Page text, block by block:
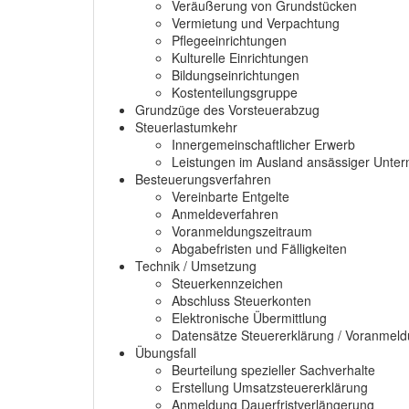
Veräußerung von Grundstücken
Vermietung und Verpachtung
Pflegeeinrichtungen
Kulturelle Einrichtungen
Bildungseinrichtungen
Kostenteilungsgruppe
Grundzüge des Vorsteuerabzug
Steuerlastumkehr
Innergemeinschaftlicher Erwerb
Leistungen im Ausland ansässiger
Besteuerungsverfahren
Vereinbarte Entgelte
Anmeldeverfahren
Voranmeldungszeitraum
Abgabefristen und Fälligkeiten
Technik / Umsetzung
Steuerkennzeichen
Abschluss Steuerkonten
Elektronische Übermittlung
Datensätze Steuererklärung /
Übungsfall
Beurteilung spezieller Sachverhalte
Erstellung Umsatzsteuererklärung
Anmeldung Dauerfristverlängerung